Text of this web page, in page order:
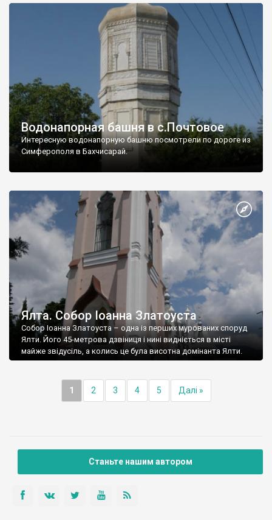
Водонапорная башня в с.Почтовое
Интересную водонапорную башню посмотрели по дороге из
Симферополя в Бахчисарай.
Ялта. Собор Іоанна Златоуста
Собор Іоанна Златоуста – одна із перших мурованих споруд
Ялти. Його 45-метрова дзвіниця і нині видніється в місті
майже звідусіль, а колись це була висотна домінанта Ялти.
1 2 3 4 5 Далі »
Станьте нашим автором